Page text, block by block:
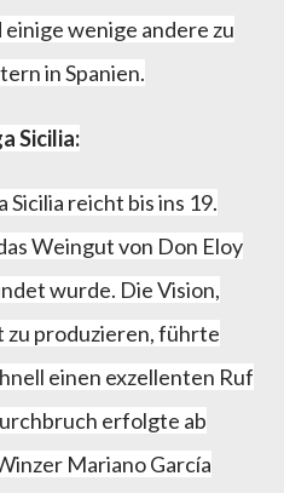
wenige andere zu
in Spanien.
Sicilia:
Sicilia reicht bis ins 19.
Weingut von Don Eloy
wurde. Die Vision,
produzieren, führte
einen exzellenten Ruf
erfolgte ab
Mariano García